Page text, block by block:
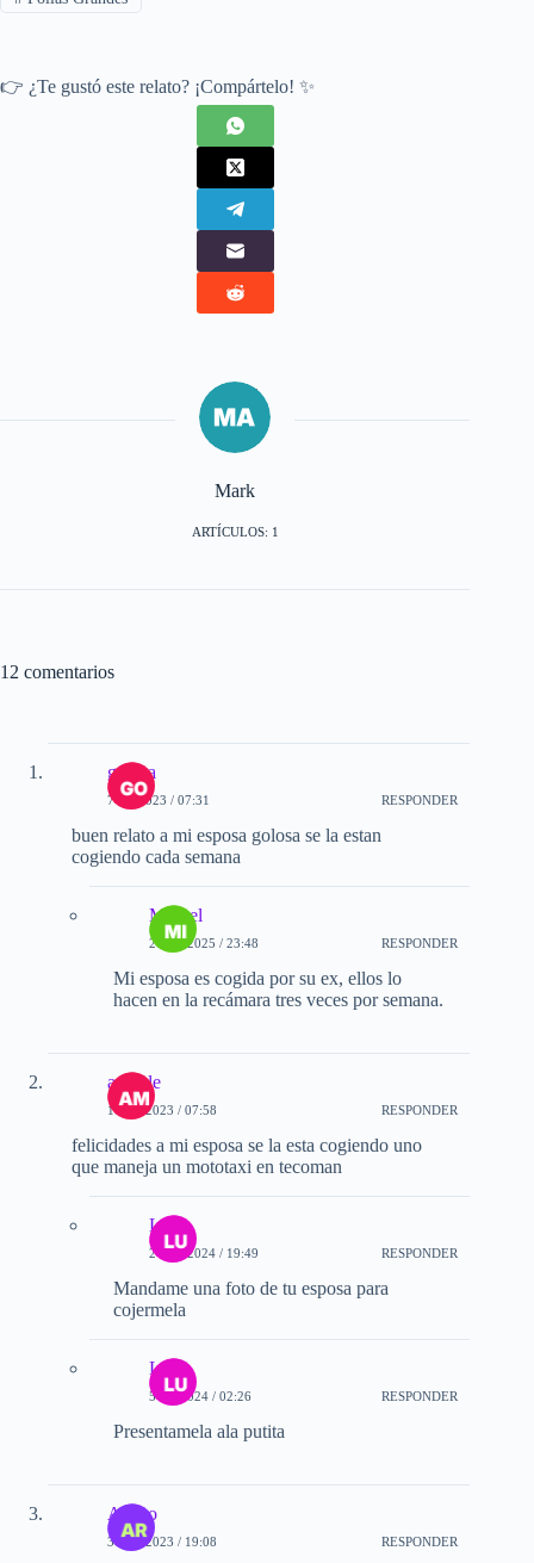
👉 ¿Te gustó este relato? ¡Compártelo! ✨
Mark
ARTÍCULOS: 1
12 comentarios
golosa
7-10-2023 / 07:31 RESPONDER
buen relato a mi esposa golosa se la estan
cogiendo cada semana
Miguel
26-12-2025 / 23:48 RESPONDER
Mi esposa es cogida por su ex, ellos lo
hacen en la recámara tres veces por semana.
amable
11-11-2023 / 07:58 RESPONDER
felicidades a mi esposa se la esta cogiendo uno
que maneja un mototaxi en tecoman
Luis
24-05-2024 / 19:49 RESPONDER
Mandame una foto de tu esposa para
cojermela
Luis
5-07-2024 / 02:26 RESPONDER
Presentamela ala putita
Arturo
30-11-2023 / 19:08 RESPONDER